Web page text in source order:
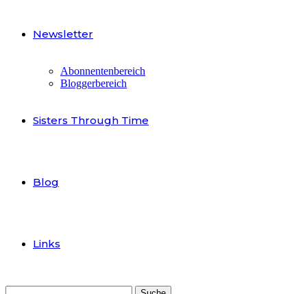
Newsletter
Abonnentenbereich
Bloggerbereich
Sisters Through Time
Blog
Links